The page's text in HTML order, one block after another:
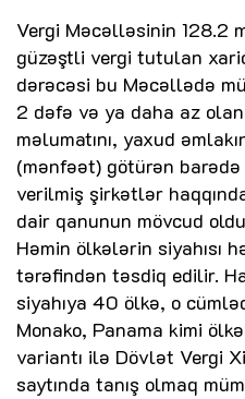
Vergi Məcəlləsinin 128.2
güzəştli vergi tutulan
dərəcəsi bu Məcəllədə
2 dəfə və ya daha az
məlumatını, yaxud
(mənfəət) götürən barədə
verilmiş şirkətlər
dair qanunun mövcud
Həmin ölkələrin siyahısı
tərəfindən təsdiq edilir.
siyahıya 40 ölkə, o
Monako, Panama kimi
variantı ilə Dövlət Vergi
saytında tanış olmaq